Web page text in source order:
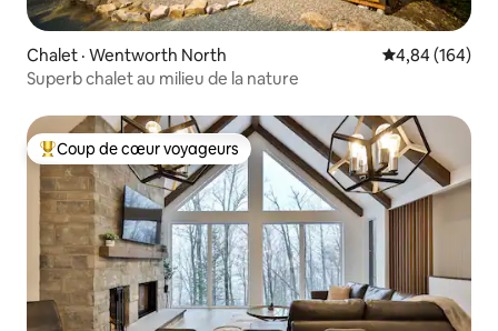
Chalet · Wentworth North Note
4,84 (164)
Superb chalet au milieu de la nature
Coup de cœur voyageurs parmi les plus aimés
Coup de cœur voyageurs